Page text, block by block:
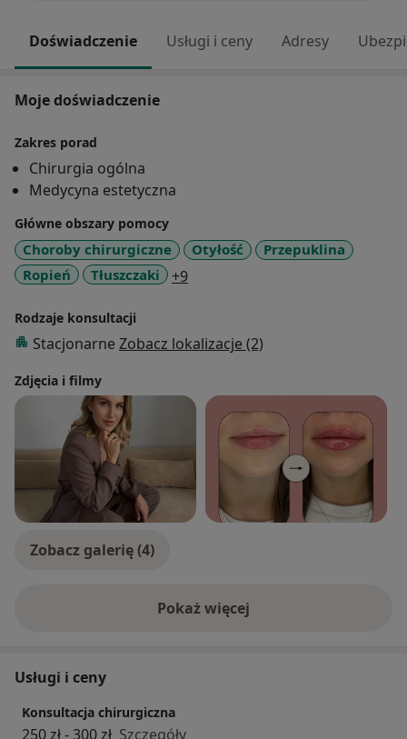
Doświadczenie Usługi i ceny Adresy
Moje doświadczenie
Zakres porad
Chirurgia ogólna
Medycyna estetyczna
Główne obszary pomocy
Choroby chirurgiczne Otyłość
Przepuklina
Ropień
Tłuszczaki +9a11y_sr_more_diseases
Rodzaje konsultacji
Stacjonarne Zobacz lokalizacje (2)
Zdjęcia i filmy
Zobacz galerię (4)
Pokaż więcejo doświadczeniu
Usługi i ceny
Konsultacja chirurgiczna
250 zł - 300 zł Szczegóły